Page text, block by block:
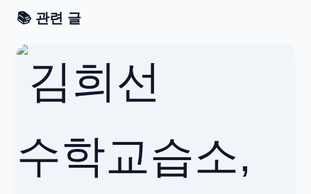
📚 관련 글